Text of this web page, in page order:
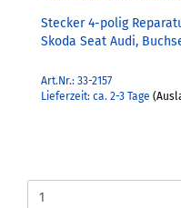
Stecker 4-polig
Skoda Seat Audi,
Art.Nr.: 33-2157
Lieferzeit: ca. 2-3 Tage